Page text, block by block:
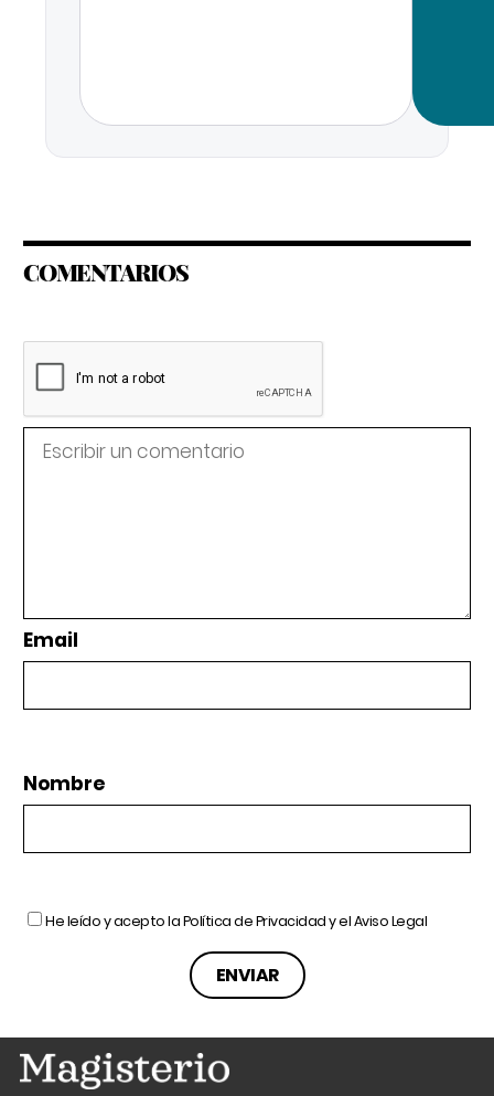
COMENTARIOS
Email
Nombre
He leído y acepto laPolítica de Privacidady elAviso Legal